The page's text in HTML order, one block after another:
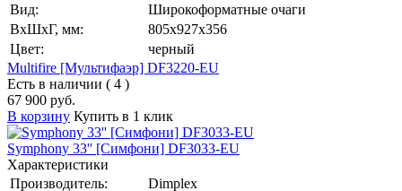
Вид:
Широкоформатные очаги
ВхШхГ, мм:
805х927х356
Цвет:
черный
Multifire [Мультифаэр] DF3220-EU
Есть в наличии ( 4 )
67 900 руб.
В корзину Купить в 1 клик
Symphony 33'' [Симфони] DF3033-EU
Характеристики
Производитель:
Dimplex